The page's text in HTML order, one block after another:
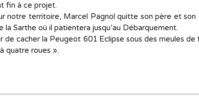
fin à ce projet.
notre territoire, Marcel Pagnol quitte son père et son
Sarthe où il patientera jusqu’au Débarquement.
de cacher la Peugeot 601 Eclipse sous des meules de
quatre roues ».